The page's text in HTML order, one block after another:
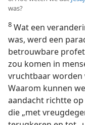
was?
8 Wat een
was, werd een
betrouwbare
zou komen in
vruchtbaar worden
Waarom kunnen
aandacht richtte op
die „met